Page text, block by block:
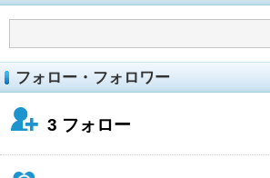
フォロー・フォロワー
3 フォロー